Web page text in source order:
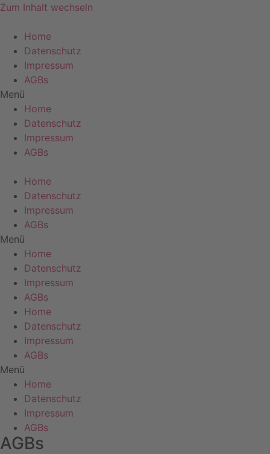
Zum Inhalt wechseln
Home
Datenschutz
Impressum
AGBs
Menü
Home
Datenschutz
Impressum
AGBs
Home
Datenschutz
Impressum
AGBs
Menü
Home
Datenschutz
Impressum
AGBs
Home
Datenschutz
Impressum
AGBs
Menü
Home
Datenschutz
Impressum
AGBs
AGBs